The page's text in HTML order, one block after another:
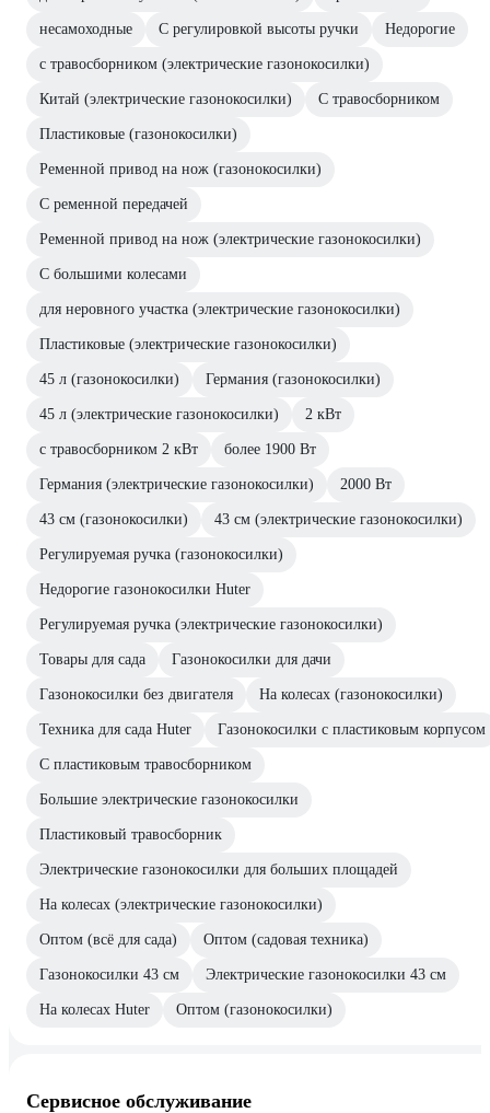
несамоходные С регулировкой высоты ручки Недорогие
с травосборником (электрические газонокосилки)
Китай (электрические газонокосилки) С травосборником
Пластиковые (газонокосилки)
Ременной привод на нож (газонокосилки)
С ременной передачей
Ременной привод на нож (электрические газонокосилки)
С большими колесами
для неровного участка (электрические газонокосилки)
Пластиковые (электрические газонокосилки)
45 л (газонокосилки) Германия (газонокосилки)
45 л (электрические газонокосилки) 2 кВт
с травосборником 2 кВт более 1900 Вт
Германия (электрические газонокосилки) 2000 Вт
43 см (газонокосилки) 43 см (электрические газонокосилки)
Регулируемая ручка (газонокосилки)
Недорогие газонокосилки Huter
Регулируемая ручка (электрические газонокосилки)
Товары для сада Газонокосилки для дачи
Газонокосилки без двигателя На колесах (газонокосилки)
Техника для сада Huter Газонокосилки с пластиковым корпусом
С пластиковым травосборником
Большие электрические газонокосилки
Пластиковый травосборник
Электрические газонокосилки для больших площадей
На колесах (электрические газонокосилки)
Оптом (всё для сада) Оптом (садовая техника)
Газонокосилки 43 см Электрические газонокосилки 43 см
На колесах Huter Оптом (газонокосилки)
Сервисное обслуживание